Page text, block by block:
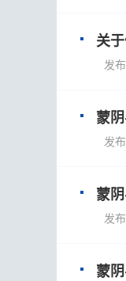
关
发
蒙
发
蒙
发
蒙